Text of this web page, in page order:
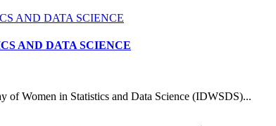
AND DATA SCIENCE
of Women in Statistics and Data Science (IDWSDS)...